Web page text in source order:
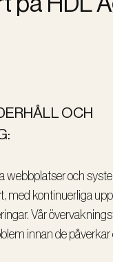
OCH
webbplatser och
med kontinuerliga
Vår
innan de påverkar